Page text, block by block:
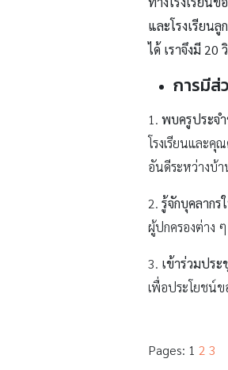
และโรงเรียน
ได้ เราจึงมี 20
การมีส่
1. พบครูประจ
โรงเรียนและ
อันดีระหว่างบ้
2. รู้จักบุคลากร
ผู้ปกครองต่าง
3. เข้าร่วมปร
เพื่อประโยชน์ข
Pages: 1 2 3